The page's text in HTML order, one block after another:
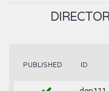
PUBLISHED ID